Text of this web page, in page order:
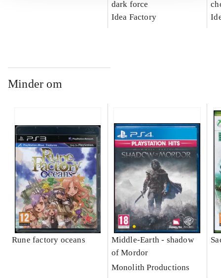
dark force
Idea Factory
Minder om
Rune factory oceans
Middle-Earth - shadow
of Mordor
Monolith Productions